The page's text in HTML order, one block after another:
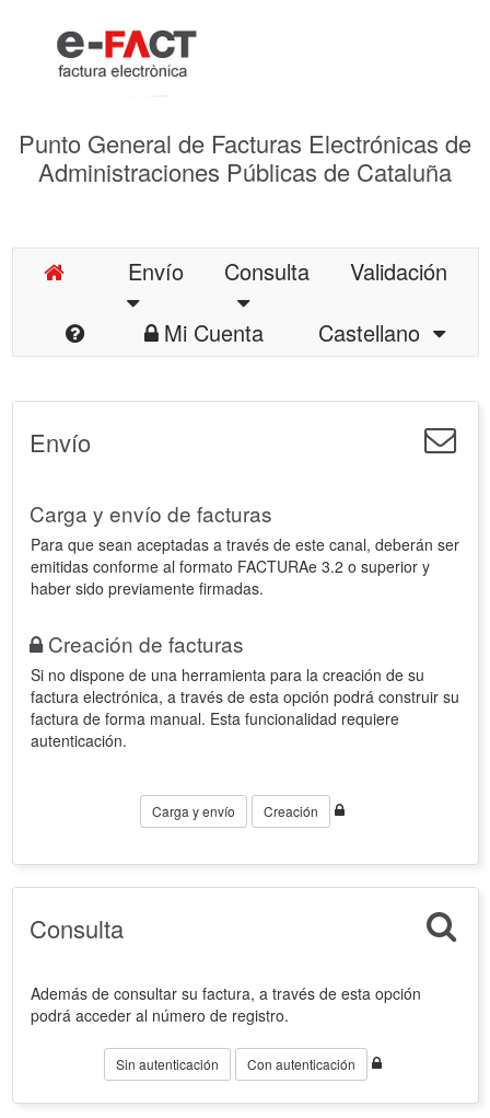
Punto General de Facturas Electrónicas de
Administraciones Públicas de Cataluña
Envío Consulta
Validación
Mi Cuenta
Castellano
Envío
Carga y envío de facturas
Para que sean aceptadas a través de este canal, deberán ser
emitidas conforme al formato FACTURAe 3.2 o superior y
haber sido previamente firmadas.
Creación de facturas
Si no dispone de una herramienta para la creación de su
factura electrónica, a través de esta opción podrá construir su
factura de forma manual. Esta funcionalidad requiere
autenticación.
Carga y envío Creación
Consulta
Además de consultar su factura, a través de esta opción
podrá acceder al número de registro.
Sin autenticación Con autenticación